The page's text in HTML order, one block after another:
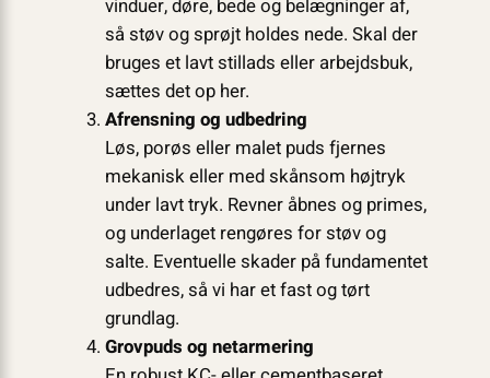
vinduer, døre, bede og belægninger af,
så støv og sprøjt holdes nede. Skal der
bruges et lavt stillads eller arbejdsbuk,
sættes det op her.
Afrensning og udbedring
Løs, porøs eller malet puds fjernes
mekanisk eller med skånsom højtryk
under lavt tryk. Revner åbnes og primes,
og underlaget rengøres for støv og
salte. Eventuelle skader på fundamentet
udbedres, så vi har et fast og tørt
grundlag.
Grovpuds og netarmering